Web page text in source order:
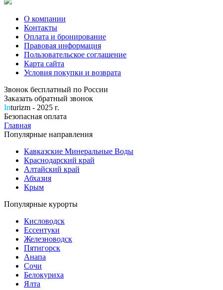
О компании
Контакты
Оплата и бронирование
Правовая информация
Пользовательское соглашение
Карта сайта
Условия покупки и возврата
Звонок бесплатный по России
Заказать обратный звонок
Inturizm - 2025 г.
Безопасная оплата
Главная
Популярные направления
Кавказские Минеральные Воды
Краснодарский край
Алтайский край
Абхазия
Крым
Популярные курорты
Кисловодск
Ессентуки
Железноводск
Пятигорск
Анапа
Сочи
Белокуриха
Ялта